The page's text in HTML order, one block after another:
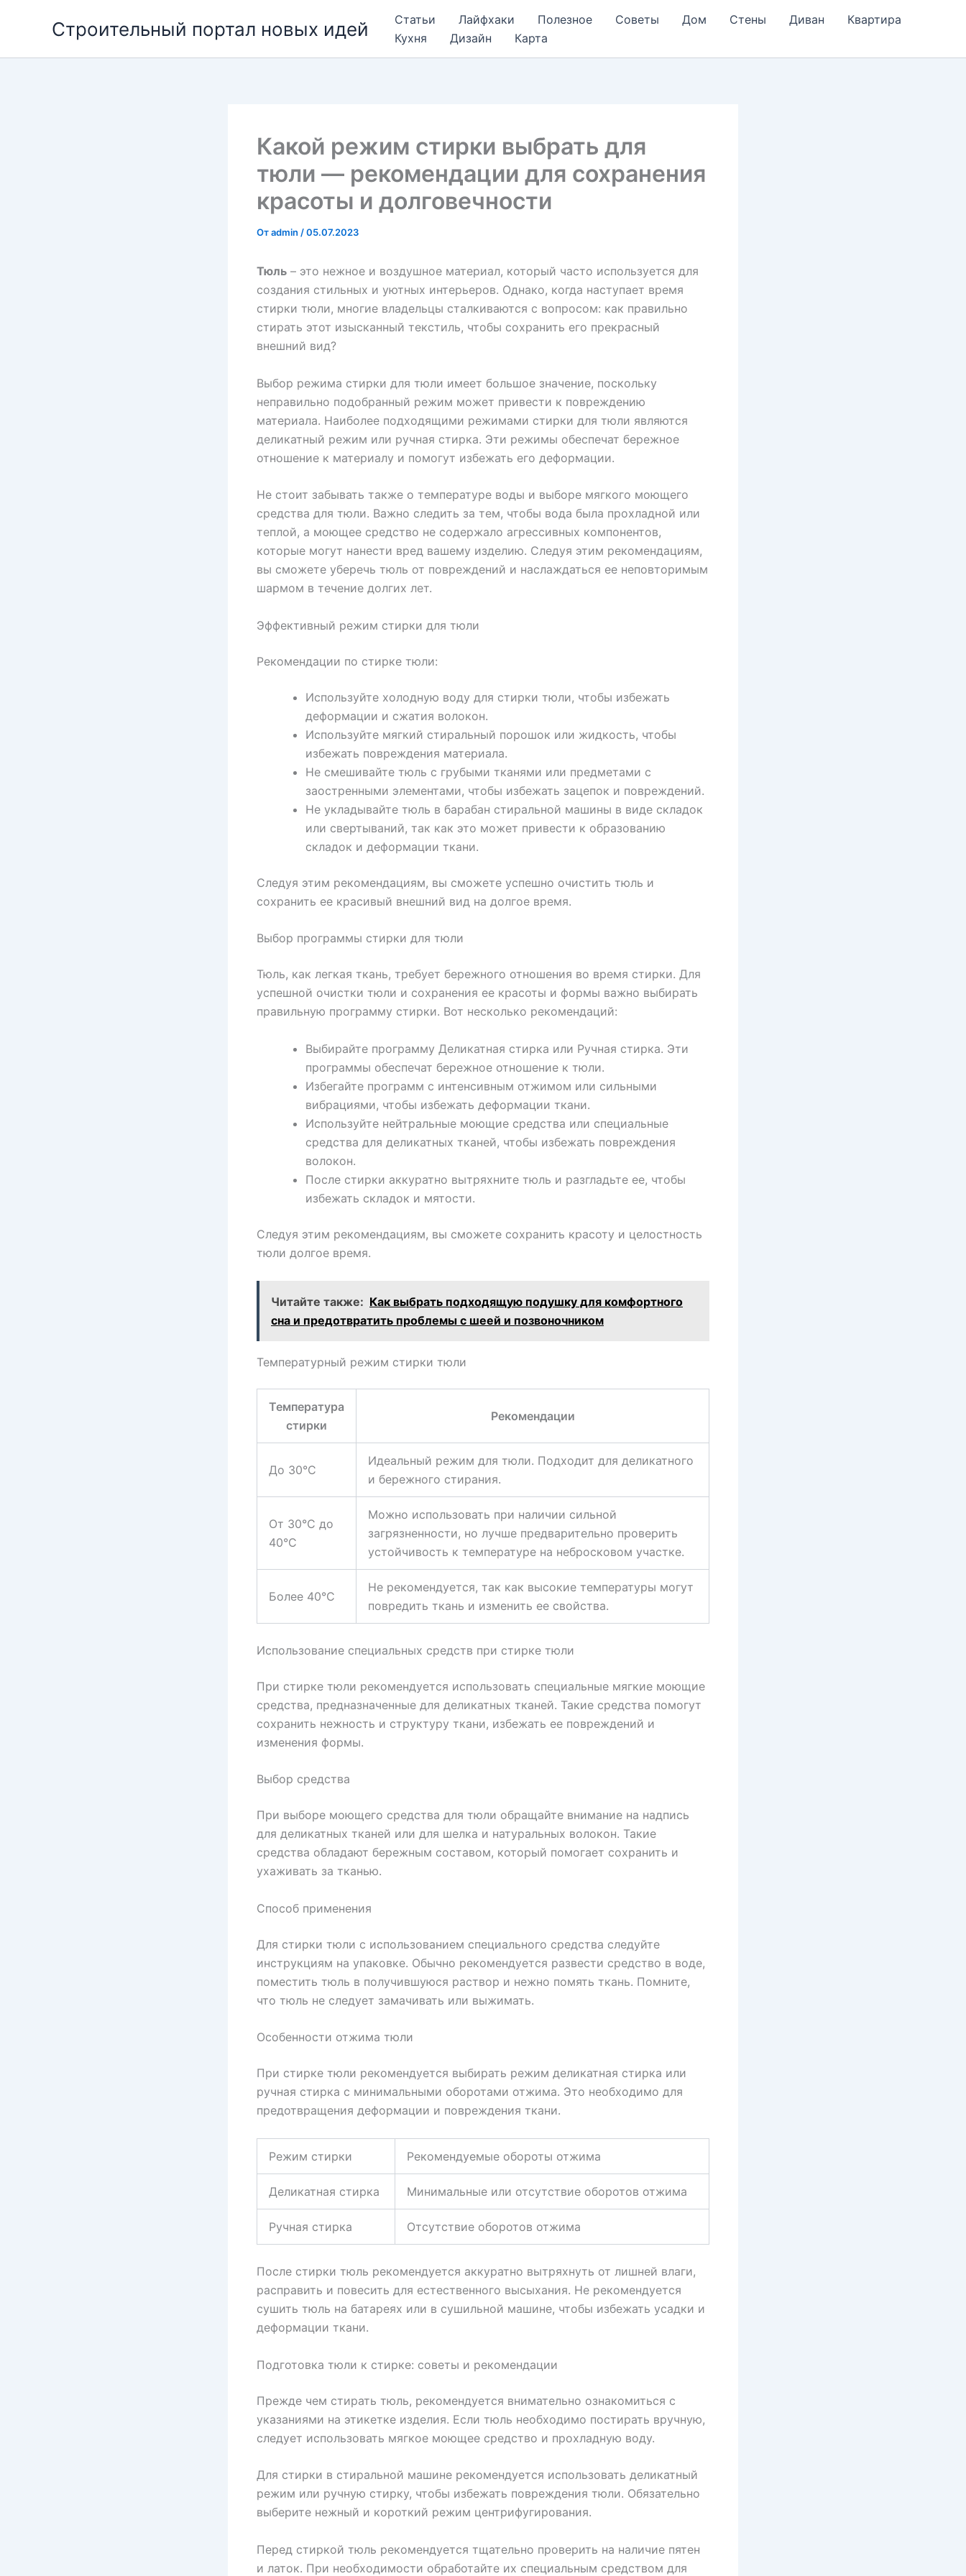
Строительный портал новых идей Статьи Лайфхаки Полезное Советы Дом Стены Диван
Квартира
Кухня
Дизайн Карта
Какой режим стирки выбрать для
тюли — рекомендации для сохранения
красоты и долговечности
Отadmin /05.07.2023
Тюль – это нежное и воздушное материал, который часто используется для
создания стильных и уютных интерьеров. Однако, когда наступает время
стирки тюли, многие владельцы сталкиваются с вопросом: как правильно
стирать этот изысканный текстиль, чтобы сохранить его прекрасный
внешний вид?
Выбор режима стирки для тюли имеет большое значение, поскольку
неправильно подобранный режим может привести к повреждению
материала. Наиболее подходящими режимами стирки для тюли являются
деликатный режим или ручная стирка. Эти режимы обеспечат бережное
отношение к материалу и помогут избежать его деформации.
Не стоит забывать также о температуре воды и выборе мягкого моющего
средства для тюли. Важно следить за тем, чтобы вода была прохладной или
теплой, а моющее средство не содержало агрессивных компонентов,
которые могут нанести вред вашему изделию. Следуя этим рекомендациям,
вы сможете уберечь тюль от повреждений и наслаждаться ее неповторимым
шармом в течение долгих лет.
Эффективный режим стирки для тюли
Рекомендации по стирке тюли:
Используйте холодную воду для стирки тюли, чтобы избежать
деформации и сжатия волокон.
Используйте мягкий стиральный порошок или жидкость, чтобы
избежать повреждения материала.
Не смешивайте тюль с грубыми тканями или предметами с
заостренными элементами, чтобы избежать зацепок и повреждений.
Не укладывайте тюль в барабан стиральной машины в виде складок
или свертываний, так как это может привести к образованию
складок и деформации ткани.
Следуя этим рекомендациям, вы сможете успешно очистить тюль и
сохранить ее красивый внешний вид на долгое время.
Выбор программы стирки для тюли
Тюль, как легкая ткань, требует бережного отношения во время стирки. Для
успешной очистки тюли и сохранения ее красоты и формы важно выбирать
правильную программу стирки. Вот несколько рекомендаций:
Выбирайте программу Деликатная стирка или Ручная стирка. Эти
программы обеспечат бережное отношение к тюли.
Избегайте программ с интенсивным отжимом или сильными
вибрациями, чтобы избежать деформации ткани.
Используйте нейтральные моющие средства или специальные
средства для деликатных тканей, чтобы избежать повреждения
волокон.
После стирки аккуратно вытряхните тюль и разгладьте ее, чтобы
избежать складок и мятости.
Следуя этим рекомендациям, вы сможете сохранить красоту и целостность
тюли долгое время.
Читайте также: Как выбрать подходящую подушку для комфортного
сна и предотвратить проблемы с шеей и позвоночником
Температурный режим стирки тюли
Температура
стирки
Рекомендации
До 30°С
Идеальный режим для тюли. Подходит для деликатного
и бережного стирания.
От 30°С до
40°С
Можно использовать при наличии сильной
загрязненности, но лучше предварительно проверить
устойчивость к температуре на небросковом участке.
Более 40°С
Не рекомендуется, так как высокие температуры могут
повредить ткань и изменить ее свойства.
Использование специальных средств при стирке тюли
При стирке тюли рекомендуется использовать специальные мягкие моющие
средства, предназначенные для деликатных тканей. Такие средства помогут
сохранить нежность и структуру ткани, избежать ее повреждений и
изменения формы.
Выбор средства
При выборе моющего средства для тюли обращайте внимание на надпись
для деликатных тканей или для шелка и натуральных волокон. Такие
средства обладают бережным составом, который помогает сохранить и
ухаживать за тканью.
Способ применения
Для стирки тюли с использованием специального средства следуйте
инструкциям на упаковке. Обычно рекомендуется развести средство в воде,
поместить тюль в получившуюся раствор и нежно помять ткань. Помните,
что тюль не следует замачивать или выжимать.
Особенности отжима тюли
При стирке тюли рекомендуется выбирать режим деликатная стирка или
ручная стирка с минимальными оборотами отжима. Это необходимо для
предотвращения деформации и повреждения ткани.
Режим стирки Рекомендуемые обороты отжима
Деликатная стирка Минимальные или отсутствие оборотов отжима
Ручная стирка Отсутствие оборотов отжима
После стирки тюль рекомендуется аккуратно вытряхнуть от лишней влаги,
расправить и повесить для естественного высыхания. Не рекомендуется
сушить тюль на батареях или в сушильной машине, чтобы избежать усадки и
деформации ткани.
Подготовка тюли к стирке: советы и рекомендации
Прежде чем стирать тюль, рекомендуется внимательно ознакомиться с
указаниями на этикетке изделия. Если тюль необходимо постирать вручную,
следует использовать мягкое моющее средство и прохладную воду.
Для стирки в стиральной машине рекомендуется использовать деликатный
режим или ручную стирку, чтобы избежать повреждения тюли. Обязательно
выберите нежный и короткий режим центрифугирования.
Перед стиркой тюль рекомендуется тщательно проверить на наличие пятен
и латок. При необходимости обработайте их специальным средством для